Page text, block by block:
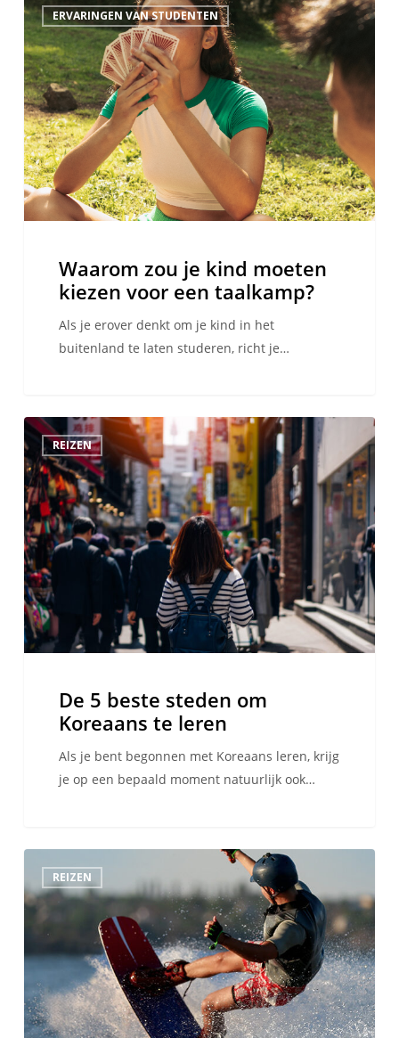
zou
je
kind
moeten
kiezen
voor
een
taalkamp?
ERVARINGEN VAN STUDENTEN
Waarom zou je kind moeten
kiezen voor een taalkamp?
Als je erover denkt om je kind in het
buitenland te laten studeren, richt je…
De
5
beste
steden
om
Koreaans
te
leren
REIZEN
De 5 beste steden om
Koreaans te leren
Als je bent begonnen met Koreaans leren, krijg
je op een bepaald moment natuurlijk ook…
beste
zomerkampen
met
watersport
om
een
REIZEN